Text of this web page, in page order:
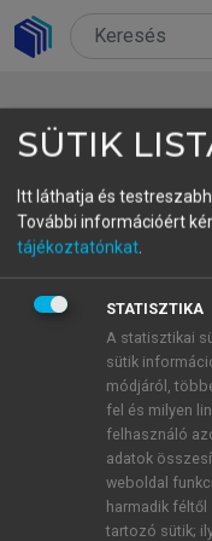
6.2.2.
Az illabiális
alveoláris [ɹ]
posztalveoláris
szegmentumok
anyanyelvűek
ben nem
beszédhangokat –
fakadóan – az
SÜTIK
Itt láthatja és
További információért
tájékoztatónkat.
STATISZTIKA
A statisztikai
sütik
módjáról,
fel és milyen
felhasználó
adatok
weboldal
harmadik
tartozó sütik;